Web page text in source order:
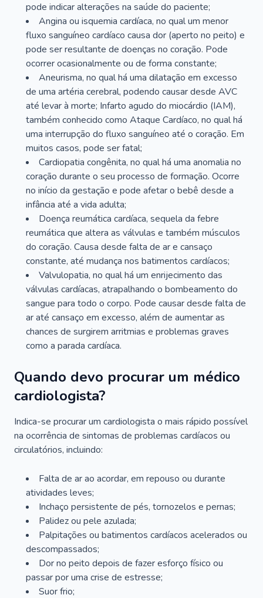
pode indicar alterações na saúde do paciente;
Angina ou isquemia cardíaca, no qual um menor
fluxo sanguíneo cardíaco causa dor (aperto no peito) e
pode ser resultante de doenças no coração. Pode
ocorrer ocasionalmente ou de forma constante;
Aneurisma, no qual há uma dilatação em excesso
de uma artéria cerebral, podendo causar desde AVC
até levar à morte; Infarto agudo do miocárdio (IAM),
também conhecido como Ataque Cardíaco, no qual há
uma interrupção do fluxo sanguíneo até o coração. Em
muitos casos, pode ser fatal;
Cardiopatia congênita, no qual há uma anomalia no
coração durante o seu processo de formação. Ocorre
no início da gestação e pode afetar o bebê desde a
infância até a vida adulta;
Doença reumática cardíaca, sequela da febre
reumática que altera as válvulas e também músculos
do coração. Causa desde falta de ar e cansaço
constante, até mudança nos batimentos cardíacos;
Valvulopatia, no qual há um enrijecimento das
válvulas cardíacas, atrapalhando o bombeamento do
sangue para todo o corpo. Pode causar desde falta de
ar até cansaço em excesso, além de aumentar as
chances de surgirem arritmias e problemas graves
como a parada cardíaca.
Quando devo procurar um médico
cardiologista?
Indica-se procurar um cardiologista o mais rápido possível
na ocorrência de sintomas de problemas cardíacos ou
circulatórios, incluindo:
Falta de ar ao acordar, em repouso ou durante
atividades leves;
Inchaço persistente de pés, tornozelos e pernas;
Palidez ou pele azulada;
Palpitações ou batimentos cardíacos acelerados ou
descompassados;
Dor no peito depois de fazer esforço físico ou
passar por uma crise de estresse;
Suor frio;